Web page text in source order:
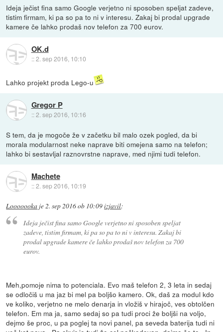
Ideja ječist fina samo Google verjetno ni sposoben speljat zadeve,
tistim firmam, ki pa so pa to ni v interesu. Zakaj bi prodal upgrade
kamere če lahko prodaš nov telefon za 700 eurov.
OK.d
::2. sep 2016, 10:10
Lahko projekt proda Lego-u
Gregor P
::2. sep 2016, 10:16
S tem, da je mogoče že v začetku bil malo ozek pogled, da bi
morala modularnost neke naprave biti omejena samo na telefon;
lahko bi sestavljal raznovrstne naprave, med njimi tudi telefon.
Machete
::2. sep 2016, 10:19
Looooooka je2. sep 2016 ob 10:09izjavil:
Ideja ječist fina samo Google verjetno ni sposoben speljat
zadeve, tistim firmam, ki pa so pa to ni v interesu. Zakaj bi
prodal upgrade kamere če lahko prodaš nov telefon za 700
eurov.
Meh,pomoje nima to potenciala. Evo maš telefon 2, 3 leta in sedaj
se odločiš u ma jaz bi mel pa boljšo kamero. Ok, daš za modul kdo
ve koliko, verjetno ne melo denarja in vložiš v hirajoč, ves obtolčen
telefon. Em ma ja, samo sedaj so pa tudi proci že boljši na voljo,
dejmo še proc, u pa poglej ta novi panel, pa seveda baterija tudi ni